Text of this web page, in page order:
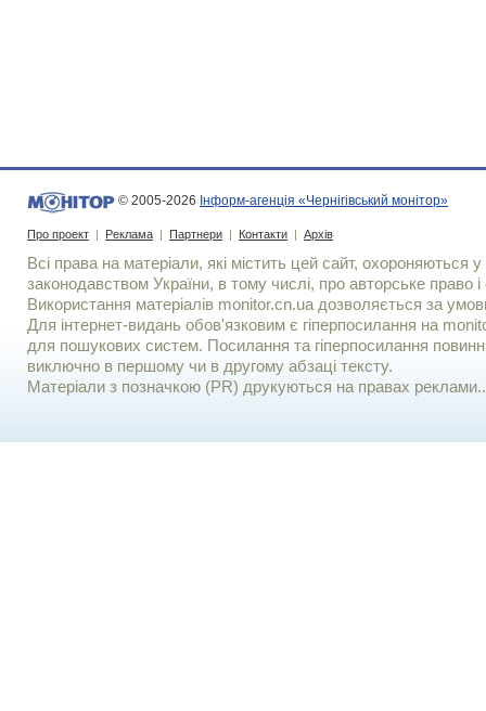
© 2005-2026 Інформ-агенція «Чернігівський монітор»
Про проект | Реклама | Партнери | Контакти | Архів
Всі права на матеріали, які містить цей сайт, охороняються у
законодавством України, в тому числі, про авторське право і
Використання матерiалiв monitor.cn.ua дозволяється за
Для iнтернет-видань обов'язковим є гiперпосилання на
для пошукових систем. Посилання та гіперпосилання
виключно в першому чи в другому абзаці тексту.
Матеріали з позначкою (PR) друкуються на правах реклами..